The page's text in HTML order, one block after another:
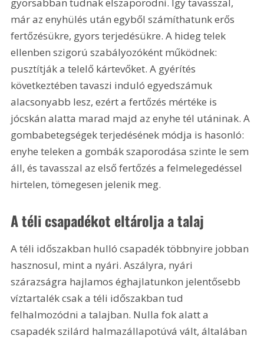
már az enyhülés után egyből számíthatunk erős
fertőzésükre, gyors terjedésükre. A hideg telek
ellenben szigorú szabályozóként működnek:
pusztítják a telelő kártevőket. A gyérítés
következtében tavaszi induló egyedszámuk
alacsonyabb lesz, ezért a fertőzés mértéke is
jócskán alatta marad majd az enyhe tél utáninak. A
gombabetegségek terjedésének módja is hasonló:
enyhe teleken a gombák szaporodása szinte le sem
áll, és tavasszal az első fertőzés a felmelegedéssel
hirtelen, tömegesen jelenik meg.
A téli csapadékot eltárolja a talaj
A téli időszakban hulló csapadék többnyire jobban
hasznosul, mint a nyári. Aszályra, nyári
szárazságra hajlamos éghajlatunkon jelentősebb
víztartalék csak a téli időszakban tud
felhalmozódni a talajban. Nulla fok alatt a
csapadék szilárd halmazállapotúvá vált, általában